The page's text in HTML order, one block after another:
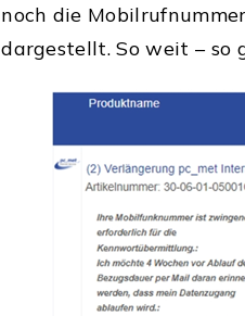
noch die
dargestellt. So weit – so